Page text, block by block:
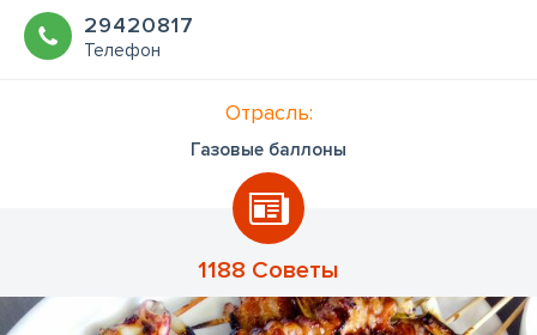
29420817
Телефон
Отрасль:
Газовые баллоны
1188 Советы